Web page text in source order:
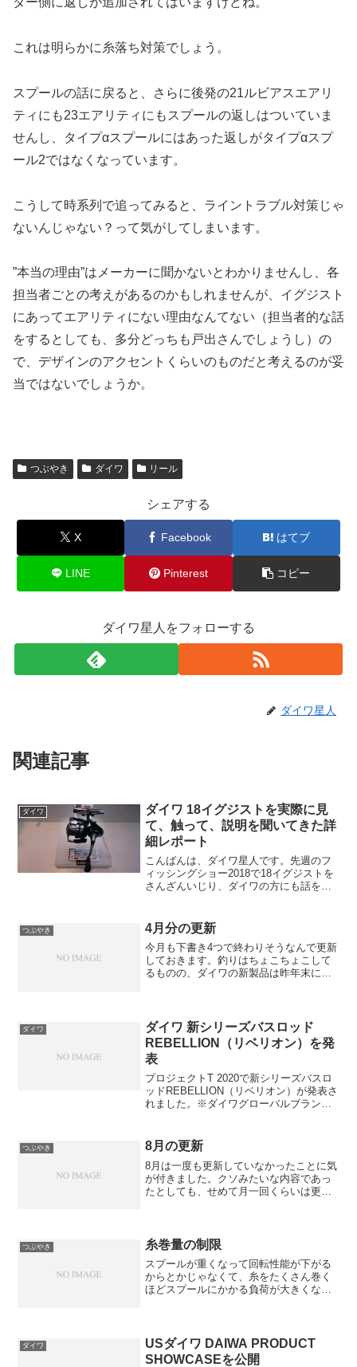
これは明らかに糸落ち対策でしょう。
スプールの話に戻ると、さらに後発の21ルビアスエアリ
ティにも23エアリティにもスプールの返しはついていま
せんし、タイプαスプールにはあった返しがタイプαスプ
ール2ではなくなっています。
こうして時系列で追ってみると、ライントラブル対策じゃ
ないんじゃない？って気がしてしまいます。
”本当の理由”はメーカーに聞かないとわかりませんし、各
担当者ごとの考えがあるのかもしれませんが、イグジスト
にあってエアリティにない理由なんてない（担当者的な話
をするとしても、多分どっちも戸出さんでしょうし）の
で、デザインのアクセントくらいのものだと考えるのが妥
当ではないでしょうか。
つぶやき ダイワ リール
シェアする
X Facebook はてブ
LINE Pinterest コピー
ダイワ星人をフォローする
ダイワ星人
関連記事
ダイワ
ダイワ 18イグジストを実際に見
て、触って、説明を聞いてきた詳
細レポート
こんばんは、ダイワ星人です。先週のフ
ィッシングショー2018で18イグジストを
さんざんいじり、ダイワの方にも話を聞
イグジストオンリーカタログ（500円）も
お布施と思い...
つぶやき 4月分の更新
今月も下書き4つで終わりそうなんで更新
しておきます。釣りはちょこちょこして
るものの、ダイワの新製品は昨年末に買
ばかり増えています。勉...
ダイワ
ダイワ 新シリーズバスロッド
REBELLION（リベリオン）を発
表
プロジェクトT 2020で新シリーズバスロ
ッドREBELLION（リベリオン）が発表さ
れました。※ダイワグローバルブランド
けど（クロノスもそうだったけど）、ゾ
ディアスに...
つぶやき 8月の更新
8月は一度も更新していなかったことに気
が付きました。クソみたいな内容であっ
たとしても、せめて月一回くらいは更新
める方針のようです。今...
つぶやき 糸巻量の制限
スプールが重くなって回転性能が下がる
からとかじゃなくて、糸をたくさん巻く
ほどスプールにかかる負荷が大きくなっ
ダイワ
USダイワ DAIWA PRODUCT
SHOWCASEを公開